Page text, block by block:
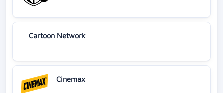
Cartoon Network
Cinemax